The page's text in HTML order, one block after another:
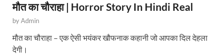
मौत का चौराहा | Horror Story In Hindi Real
byAdmin
मौत का चौराहा – एक ऐसी भयंकर खौफनाक कहानी जो आपका दिल देहला
देगी।